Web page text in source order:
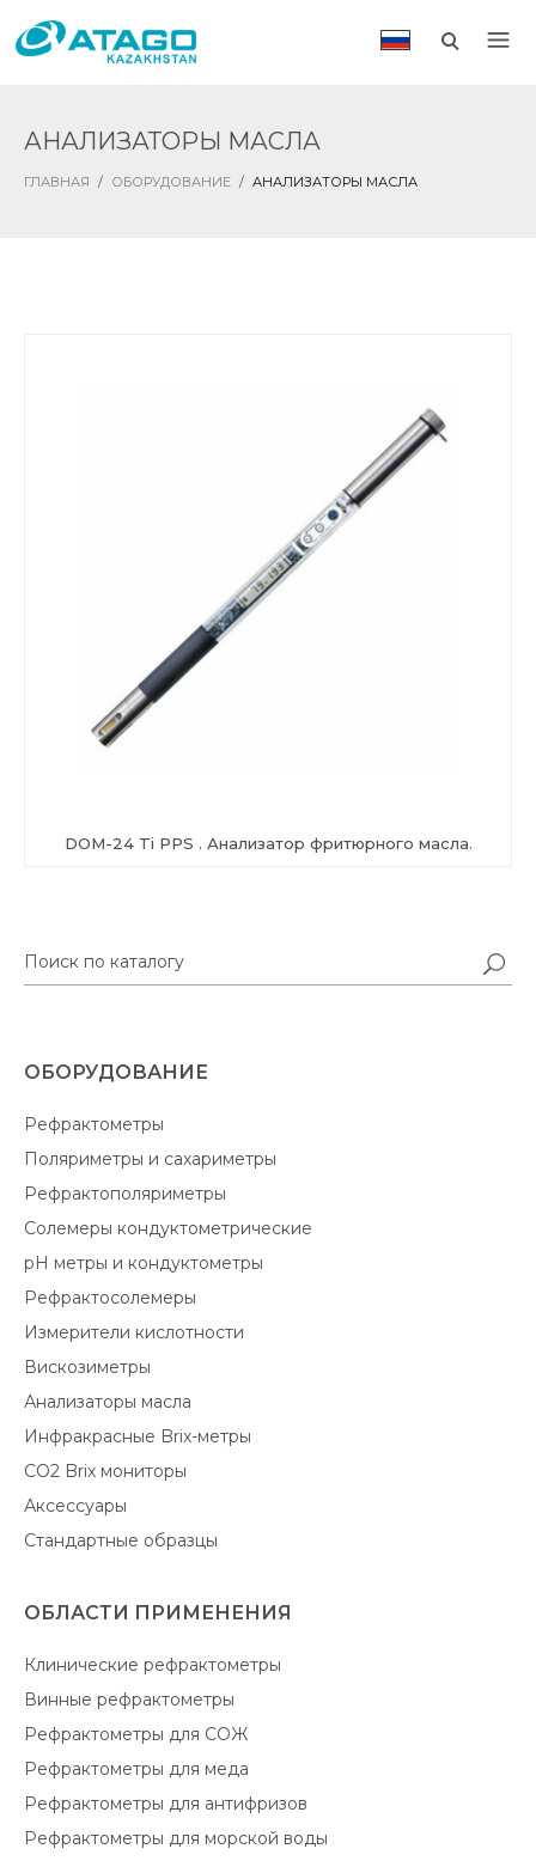
АНАЛИЗАТОРЫ МАСЛА
ГЛАВНАЯ / ОБОРУДОВАНИЕ / АНАЛИЗАТОРЫ МАСЛА
DOM-24 Ti PPS . Анализатор фритюрного масла.
ОБОРУДОВАНИЕ
Рефрактометры
Поляриметры и сахариметры
Рефрактополяриметры
Солемеры кондуктометрические
pH метры и кондуктометры
Рефрактосолемеры
Измерители кислотности
Вискозиметры
Анализаторы масла
Инфракрасные Brix-метры
CO2 Brix мониторы
Аксессуары
Стандартные образцы
ОБЛАСТИ ПРИМЕНЕНИЯ
Клинические рефрактометры
Винные рефрактометры
Рефрактометры для СОЖ
Рефрактометры для меда
Рефрактометры для антифризов
Рефрактометры для морской воды